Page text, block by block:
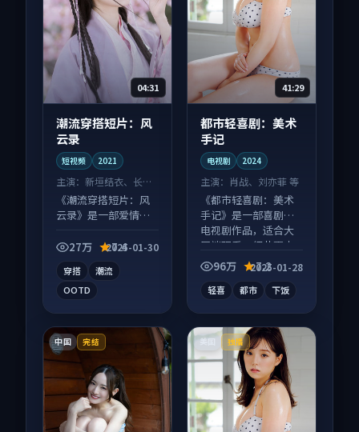
04:31
潮流穿搭短片：风
云录
短视频 2021
主演： 新垣结衣、长泽
雅美 等
《潮流穿搭短片：风
云录》是一部爱情向
感在线，配乐与镜头
27万 7.4
2025-01-30
穿搭
潮流
OOTD
41:29
都市轻喜剧：美术
手记
电视剧 2024
主演： 肖战、刘亦菲 等
《都市轻喜剧：美术
手记》是一部喜剧向
电视剧作品，适合大
屏端观看，细节更丰
富。96万 7.2
2025-01-28
轻喜 都市 下饭
中国 完结 美国 独播